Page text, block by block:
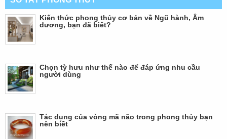
Kiến thức phong thủy cơ bản về Ngũ hành, Âm
dương, bạn đã biết?
Chọn tỳ hưu như thế nào để đáp ứng nhu cầu
người dùng
Tác dụng của vòng mã não trong phong thủy bạn
nên biết